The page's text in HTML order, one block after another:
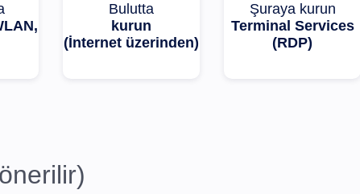
Bulutta
kurun
(İnternet üzerinden)
Şuraya kurun
Terminal Services
(RDP)